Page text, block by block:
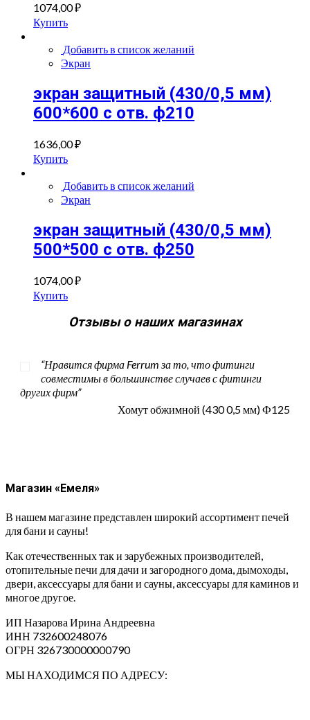
1074,00₽
Купить
Добавить в список желаний
Экран
экран защитный (430/0,5 мм)
600*600 с отв. ф210
1636,00₽
Купить
Добавить в список желаний
Экран
экран защитный (430/0,5 мм)
500*500 с отв. ф250
1074,00₽
Купить
Отзывы о наших магазинах
“Нравится фирма Ferrum за то, что фитинги
совместимы в большинстве случаев с фитинги
других фирм”
Хомут обжимной (430 0,5 мм) Ф125
Магазин «Емеля»
В нашем магазине представлен широкий ассортимент печей
для бани и сауны!
Как отечественных так и зарубежных производителей,
отопительные печи для дачи и загородного дома, дымоходы,
двери, аксессуары для бани и сауны, аксессуары для каминов и
многое другое.
ИП Назарова Ирина Андреевна⁠
ИНН 732600248076
ОГРН 326730000000790
МЫ НАХОДИМСЯ ПО АДРЕСУ: